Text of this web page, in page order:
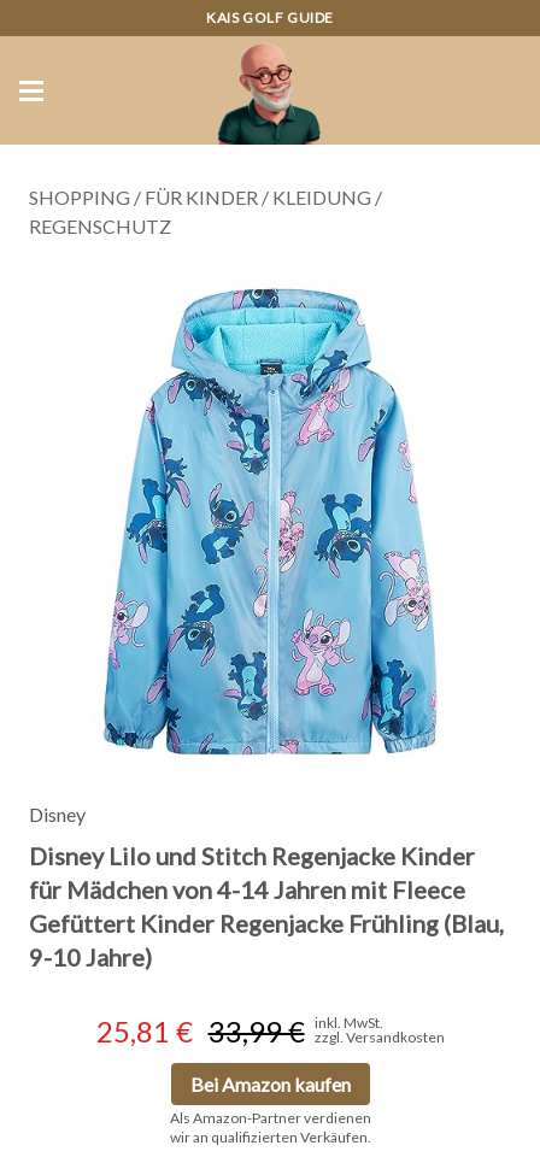
KAIS GOLF GUIDE
SHOPPING / FÜR KINDER / KLEIDUNG /
REGENSCHUTZ
Disney
Disney Lilo und Stitch Regenjacke Kinder
für Mädchen von 4-14 Jahren mit Fleece
Gefüttert Kinder Regenjacke Frühling (Blau,
9-10 Jahre)
25,81 € 33,99 € inkl. MwSt.
zzgl. Versandkosten
Bei Amazon kaufen
Als Amazon-Partner verdienen
wir an qualifizierten Verkäufen.